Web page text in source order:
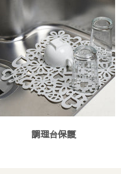
調理台保護